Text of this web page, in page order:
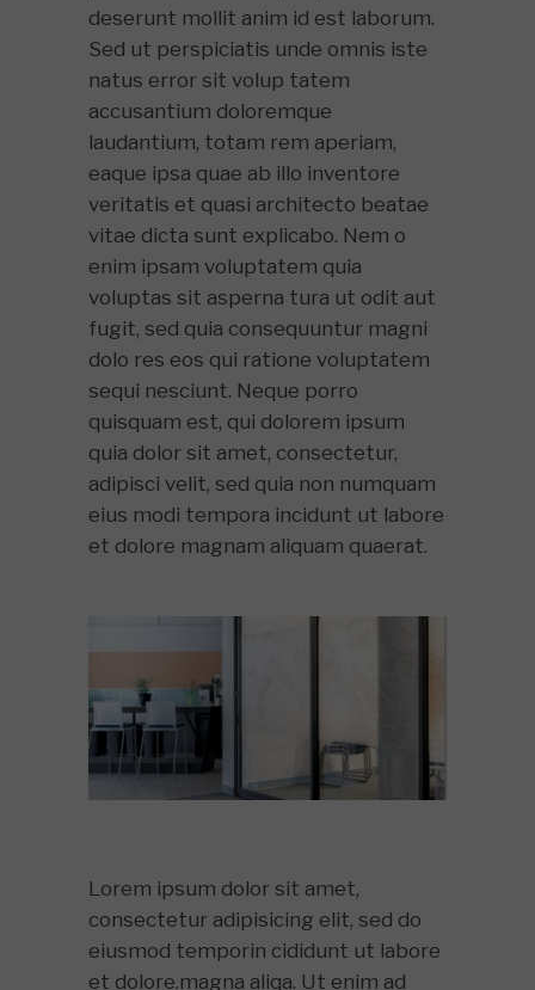
deserunt mollit anim id est laborum.
Sed ut perspiciatis unde omnis iste
natus error sit volup tatem
accusantium doloremque
laudantium, totam rem aperiam,
eaque ipsa quae ab illo inventore
veritatis et quasi architecto beatae
vitae dicta sunt explicabo. Nem o
enim ipsam voluptatem quia
voluptas sit asperna tura ut odit aut
fugit, sed quia consequuntur magni
dolo res eos qui ratione voluptatem
sequi nesciunt. Neque porro
quisquam est, qui dolorem ipsum
quia dolor sit amet, consectetur,
adipisci velit, sed quia non numquam
eius modi tempora incidunt ut labore
et dolore magnam aliquam quaerat.
Lorem ipsum dolor sit amet,
consectetur adipisicing elit, sed do
eiusmod temporin cididunt ut labore
et dolore.magna aliqa. Ut enim ad